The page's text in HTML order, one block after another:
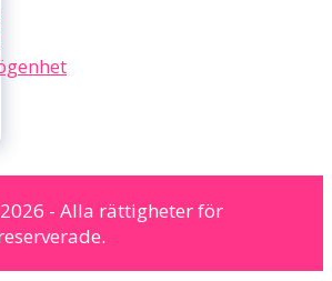
- Alla rättigheter för